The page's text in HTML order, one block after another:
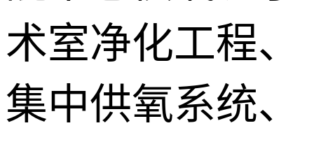
术室净化工程、
集中供氧系统、